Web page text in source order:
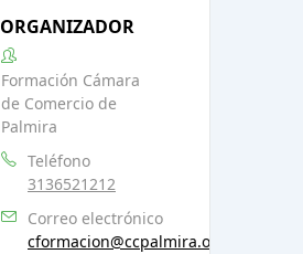
ORGANIZADOR
Formación Cámara
de Comercio de
Palmira
Teléfono
3136521212
Correo electrónico
cformacion@ccpalmira.org.co